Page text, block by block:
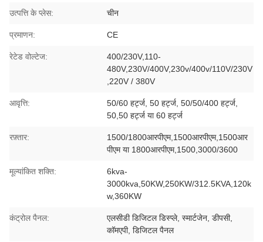
उत्पत्ति के प्लेस: चीन
प्रमाणन: CE
रेटेड वोल्टेज:
400/230V,110-
480V,230V/400V,230v/400v/110V/230V
,220V / 380V
आवृत्ति:
50/60 हर्ट्ज, 50 हर्ट्ज, 50/50/400 हर्ट्ज,
50,50 हर्ट्ज या 60 हर्ट्ज
रफ़्तार:
1500/1800आरपीएम,1500आरपीएम,1500आर
पीएम या 1800आरपीएम,1500,3000/3600
मूल्यांकित शक्ति:
6kva-
3000kva,50KW,250KW/312.5KVA,120k
w,360KW
कंट्रोल पैनल:
एलसीडी डिजिटल डिस्प्ले, स्मार्टजेन, डीपसी,
कॉमएपी, डिजिटल पैनल